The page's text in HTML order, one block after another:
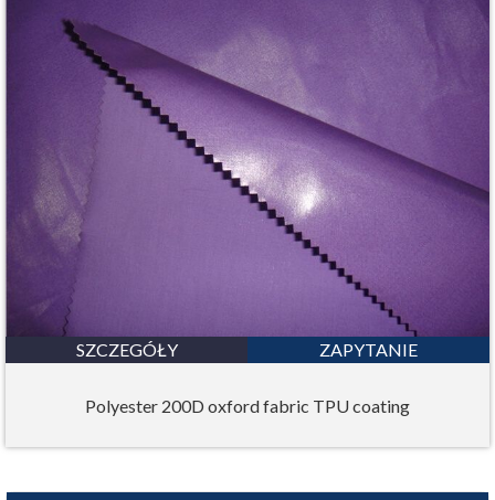
SZCZEGÓŁY ZAPYTANIE
Polyester 200D oxford fabric TPU coating